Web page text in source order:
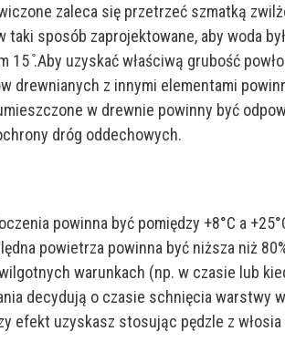
zaleca się przetrzeć szmatką
taki sposób zaprojektowane, aby woda
15 ̊.Aby uzyskać właściwą grubość
drewnianych z innymi elementami
w drewnie powinny być
dróg oddechowych.
powinna być pomiędzy +8°C a
powietrza powinna być niższa niż
warunkach (np. w czasie lub
decydują o czasie schnięcia warstwy
efekt uzyskasz stosując pędzle z